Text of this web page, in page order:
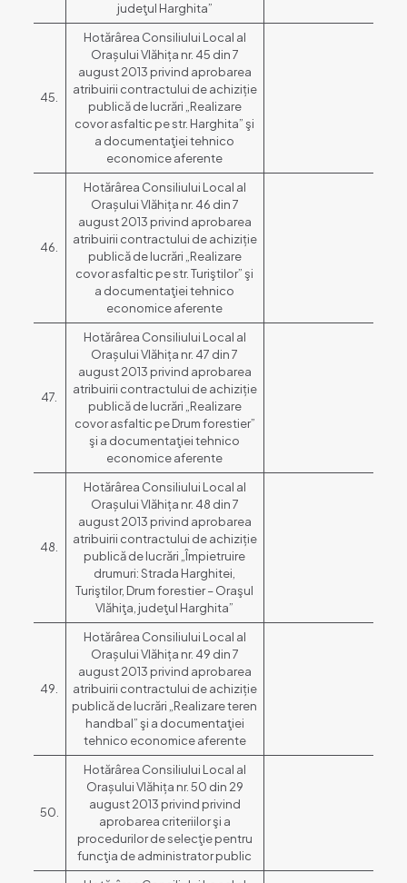
judeţul Harghita”
45.
Hotărârea Consiliului Local al
Orașului Vlăhița nr. 45 din 7
august 2013 privind aprobarea
atribuirii contractului de achiziție
publică de lucrări „Realizare
covor asfaltic pe str. Harghita” şi
a documentaţiei tehnico
economice aferente
46.
Hotărârea Consiliului Local al
Orașului Vlăhița nr. 46 din 7
august 2013 privind aprobarea
atribuirii contractului de achiziție
publică de lucrări „Realizare
covor asfaltic pe str. Turiştilor” şi
a documentaţiei tehnico
economice aferente
47.
Hotărârea Consiliului Local al
Orașului Vlăhița nr. 47 din 7
august 2013 privind aprobarea
atribuirii contractului de achiziție
publică de lucrări „Realizare
covor asfaltic pe Drum forestier”
şi a documentaţiei tehnico
economice aferente
48.
Hotărârea Consiliului Local al
Orașului Vlăhița nr. 48 din 7
august 2013 privind aprobarea
atribuirii contractului de achiziție
publică de lucrări „Împietruire
drumuri: Strada Harghitei,
Turiştilor, Drum forestier – Oraşul
Vlăhiţa, judeţul Harghita”
49.
Hotărârea Consiliului Local al
Orașului Vlăhița nr. 49 din 7
august 2013 privind aprobarea
atribuirii contractului de achiziție
publică de lucrări „Realizare teren
handbal” şi a documentaţiei
tehnico economice aferente
50.
Hotărârea Consiliului Local al
Orașului Vlăhița nr. 50 din 29
august 2013 privind privind
aprobarea criteriilor şi a
procedurilor de selecţie pentru
funcţia de administrator public